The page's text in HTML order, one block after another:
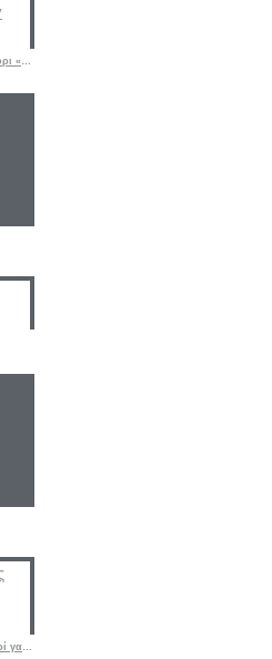
Boho Μπομπονιέρα Βάπτισης για Αγόρι «Baby Little FARM / Τρακτέρ»
Mπομπονιέρα βάπτισης αρκουδάκι κερί γαλάζιο λευκό